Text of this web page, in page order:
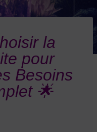
la
pour
Besoins
🌟